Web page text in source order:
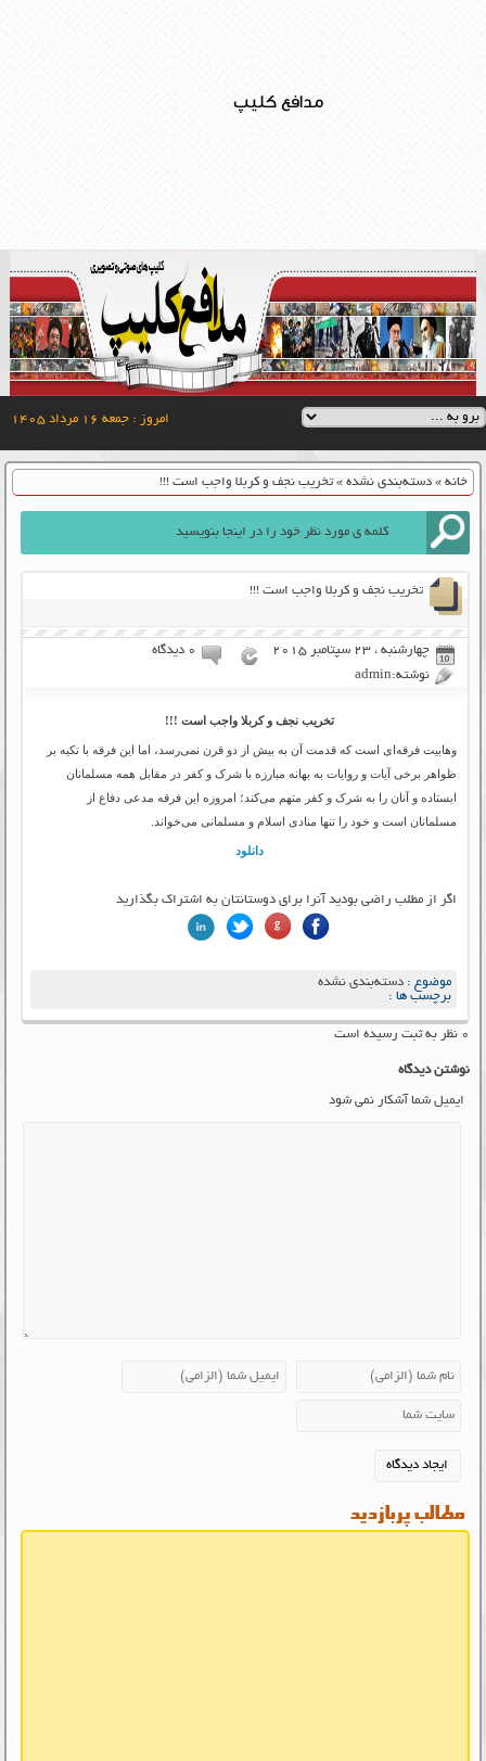
مدافع کلیپ
امروز : جمعه ۱۶ مرداد ۱۴۰۵
خانه» دسته‌بندی نشده»تخریب نجف و کربلا واجب است !!!
تخریب نجف و کربلا واجب است !!!
چهارشنبه ، 23 سپتامبر 2015
۰ دیدگاه
نوشته:admin
تخریب نجف و کربلا واجب است !!!
وهابیت فرقه‌ای است که قدمت آن به بیش از دو قرن نمی‌رسد، اما این فرقه با تکیه بر
ظواهر برخی آیات و روایات به بهانه مبارزه با شرک و کفر در مقابل همه مسلمانان
ایستاده و آنان را به شرک و کفر متهم می‌کند؛ امروزه این فرقه مدعی دفاع از
مسلمانان است و خود را تنها منادی اسلام و مسلمانی می‌خواند.
دانلود
اگر از مطلب راضی بودید آنرا برای دوستانتان به اشتراک بگذارید
موضوع :دسته‌بندی نشده
برچسب ها :
۰ نظر به ثبت رسیده است
نوشتن دیدگاه
ایمیل شما آشکار نمی شود
مطالب پربازدید